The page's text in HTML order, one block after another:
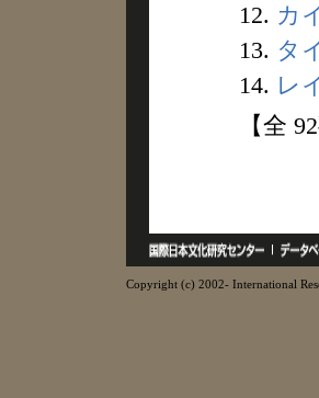
12. カ
13. タ
14. レ
【全
Copyright (c) 2002- International